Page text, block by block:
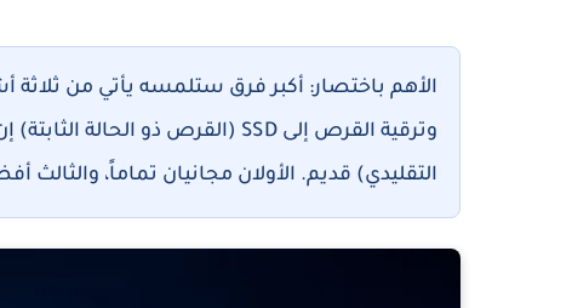
الأهم باختصار: أكبر فرق ستلمسه يأتي من ثلاثة
التقليدي) قديم. الأولان مجانيان تماماً، والثالث